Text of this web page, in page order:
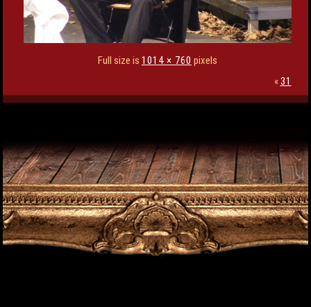
Full size is 1014 × 760 pixels
«31